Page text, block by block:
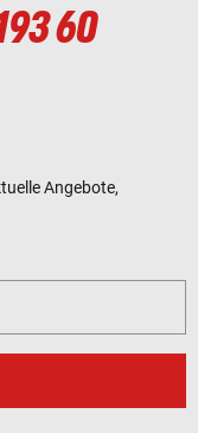
60
Angebote,